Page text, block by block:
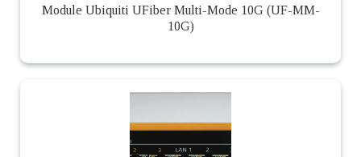
Module Ubiquiti UFiber Multi-Mode 10G (UF-MM-
10G)